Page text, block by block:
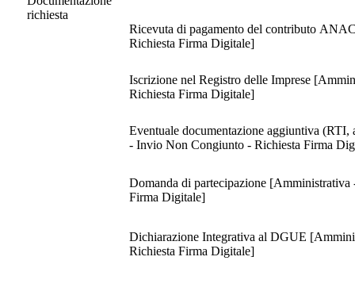
richiesta
Ricevuta di pagamento del contributo
Richiesta Firma Digitale]
Iscrizione nel Registro delle Imprese
Richiesta Firma Digitale]
Eventuale documentazione aggiuntiva
- Invio Non Congiunto - Richiesta Firma
Domanda di partecipazione
Firma Digitale]
Dichiarazione Integrativa al DGUE
Richiesta Firma Digitale]